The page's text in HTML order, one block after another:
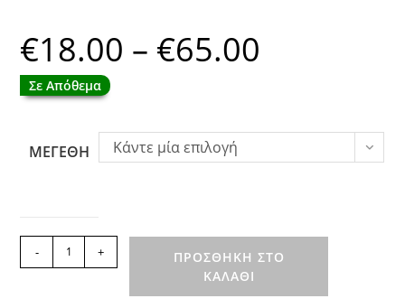
€18.00 – €65.00
Σε Απόθεμα
ΜΕΓΕΘΗ Κάντε μία επιλογή
- +
ΠΡΟΣΘΉΚΗ ΣΤΟ
ΚΑΛΆΘΙ